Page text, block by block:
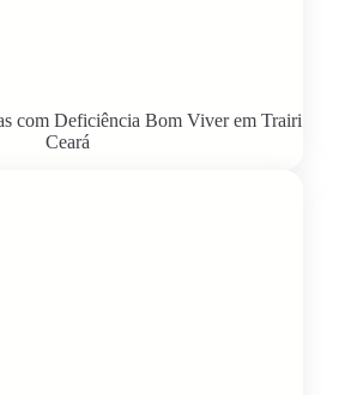
com Deficiência Bom Viver em Trairi
Ceará